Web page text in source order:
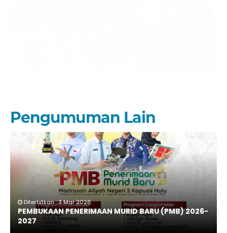
Pengumuman Lain
Diterbitkan : 3 Mar 2026
PEMBUKAAN PENERIMAAN MURID BARU (PMB) 2026-
2027